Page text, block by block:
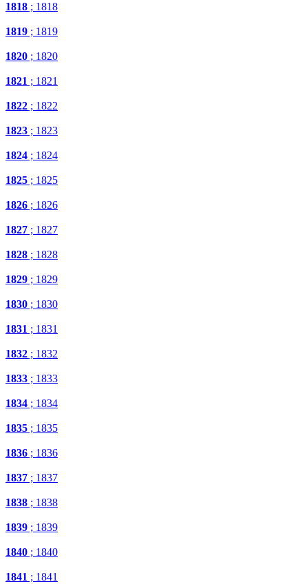
1818 ; 1818
1819 ; 1819
1820 ; 1820
1821 ; 1821
1822 ; 1822
1823 ; 1823
1824 ; 1824
1825 ; 1825
1826 ; 1826
1827 ; 1827
1828 ; 1828
1829 ; 1829
1830 ; 1830
1831 ; 1831
1832 ; 1832
1833 ; 1833
1834 ; 1834
1835 ; 1835
1836 ; 1836
1837 ; 1837
1838 ; 1838
1839 ; 1839
1840 ; 1840
1841 ; 1841